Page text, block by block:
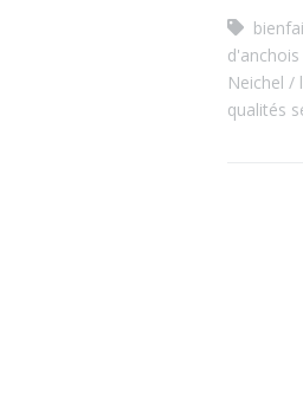
d'anchois
Neichel
qualités